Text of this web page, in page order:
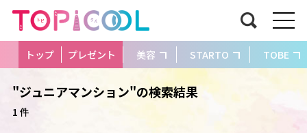
トップ プレゼント 美容 STARTO TOBE
"ジュニアマンション"の検索結果
1 件